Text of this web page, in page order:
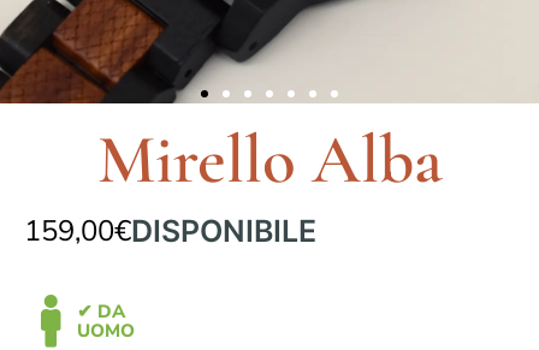
Mirello Alba
159,00€DISPONIBILE
✔ DA
UOMO